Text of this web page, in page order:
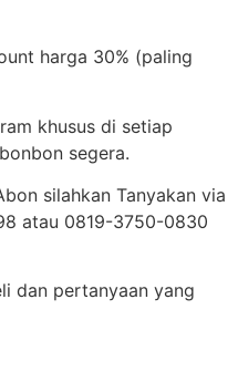
harga 30% (paling
khusus di setiap
segera.
silahkan Tanyakan via
atau 0819-3750-0830
dan pertanyaan yang